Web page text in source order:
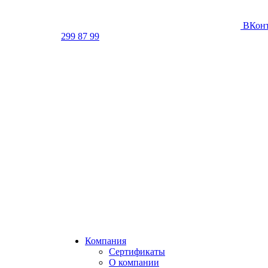
299 87 99
Компания
Сертификаты
О компании